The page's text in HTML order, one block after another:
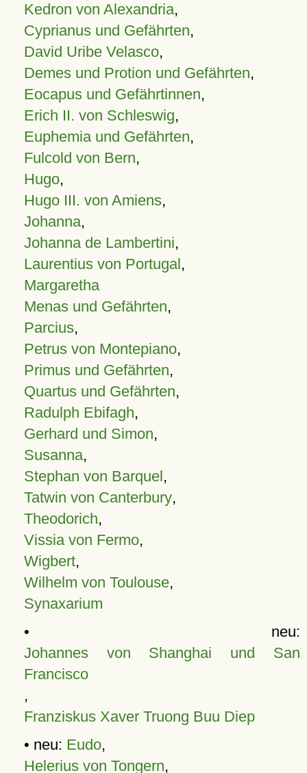
Kedron von Alexandria,
Cyprianus und Gefährten,
David Uribe Velasco,
Demes und Protion und Gefährten,
Eocapus und Gefährtinnen,
Erich II. von Schleswig,
Euphemia und Gefährten,
Fulcold von Bern,
Hugo,
Hugo III. von Amiens,
Johanna,
Johanna de Lambertini,
Laurentius von Portugal,
Margaretha
Menas und Gefährten,
Parcius,
Petrus von Montepiano,
Primus und Gefährten,
Quartus und Gefährten,
Radulph Ebifagh,
Gerhard und Simon,
Susanna,
Stephan von Barquel,
Tatwin von Canterbury,
Theodorich,
Vissia von Fermo,
Wigbert,
Wilhelm von Toulouse,
Synaxarium
• neu:
Johannes von Shanghai und San
Francisco
,
Franziskus Xaver Truong Buu Diep
• neu: Eudo,
Helerius von Tongern,